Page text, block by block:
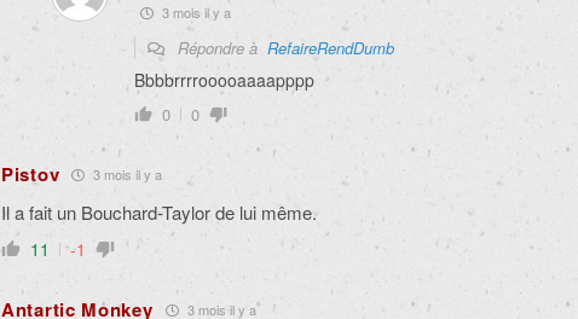
3 mois il y a
Répondre à RefaireRendDumb
Bbbbrrrrooooaaaapppp
0 0
Pistov 3 mois il y a
Il a fait un Bouchard-Taylor de lui même.
11 -1
Antartic Monkey 3 mois il y a